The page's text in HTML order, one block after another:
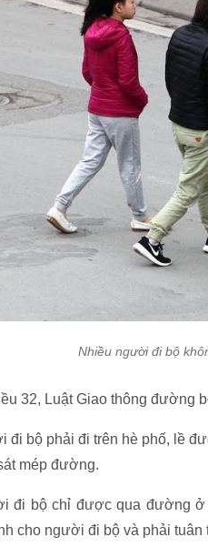
Nhiều người đi bộ
32, Luật Giao thông đường
đi bộ phải đi trên hè phố, lề
mép đường.
đi bộ chỉ được qua đường
cho người đi bộ và phải tuân